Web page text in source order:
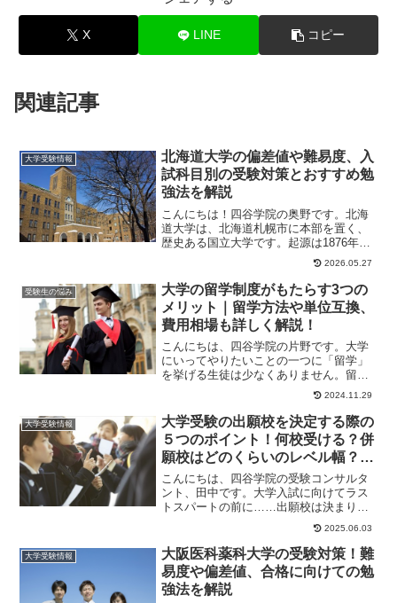
X LINE コピー
関連記事
大学受験情報
北海道大学の偏差値や難易度、入
試科目別の受験対策とおすすめ勉
強法を解説
こんにちは！四谷学院の奥野です。北海
道大学は、北海道札幌市に本部を置く、
歴史ある国立大学です。起源は1876年設
立の札幌農学校にさかのぼり、東北帝国
2026.05.27
受験生の悩み
大学の留学制度がもたらす3つの
メリット｜留学方法や単位互換、
費用相場も詳しく解説！
こんにちは、四谷学院の片野です。大学
にいってやりたいことの一つに「留学」
を挙げる生徒は少なくありません。留学
は自分が取得した言語を試したり、日本
2024.11.29
大学受験情報
大学受験の出願校を決定する際の
５つのポイント！何校受ける？併
願校はどのくらいのレベル幅？参
考にすべき模試は？
こんにちは、四谷学院の受験コンサルタ
ント、田中です。大学入試に向けてラス
トスパートの前に……出願校は決まりま
したか？大学入試はたくさん受ければい
2025.06.03
大学受験情報
大阪医科薬科大学の受験対策！難
易度や偏差値、合格に向けての勉
強法を解説